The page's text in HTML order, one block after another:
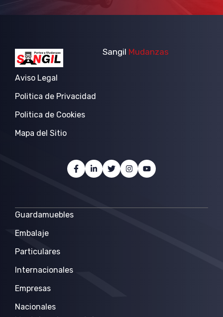
Sangil Mudanzas
Aviso Legal
Politica de Privacidad
Politica de Cookies
Mapa del Sitio
Guardamuebles
Embalaje
Particulares
Internacionales
Empresas
Nacionales